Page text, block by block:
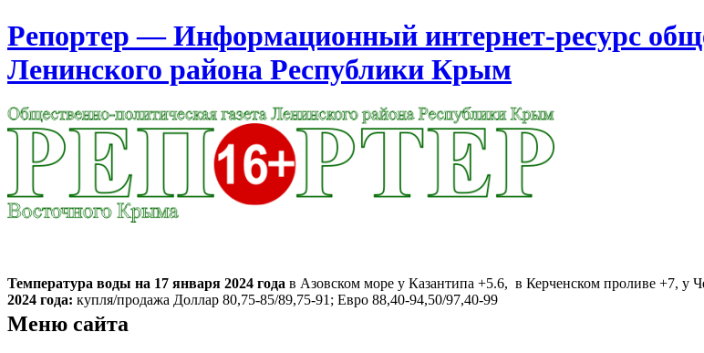
Репортер — Информационный интернет-ресурс
Ленинского района Республики Крым
Температура воды на 17 января 2024 года в Азовском море у Казантипа +5.6, в Керченском проливе +7, у
2024 года: купля/продажа Доллар 80,75-85/89,75-91; Евро 88,40-94,50/97,40-99
Меню сайта